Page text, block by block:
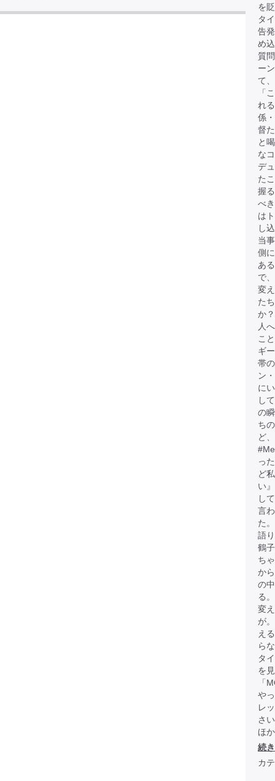
を
タ
告
め
質
ー
て
「
れ
係
督
と
な
デ
た
握
べ
は
し
当
側
あ
で
変
た
か
人
こ
ギ
帯
ン
に
し
の
ち
ど
っ
ど
い
し
言
た
語
鶴
ち
か
の
る
変
が
え
ら
タ
を
「
や
レ
さ
ほ
続
カ